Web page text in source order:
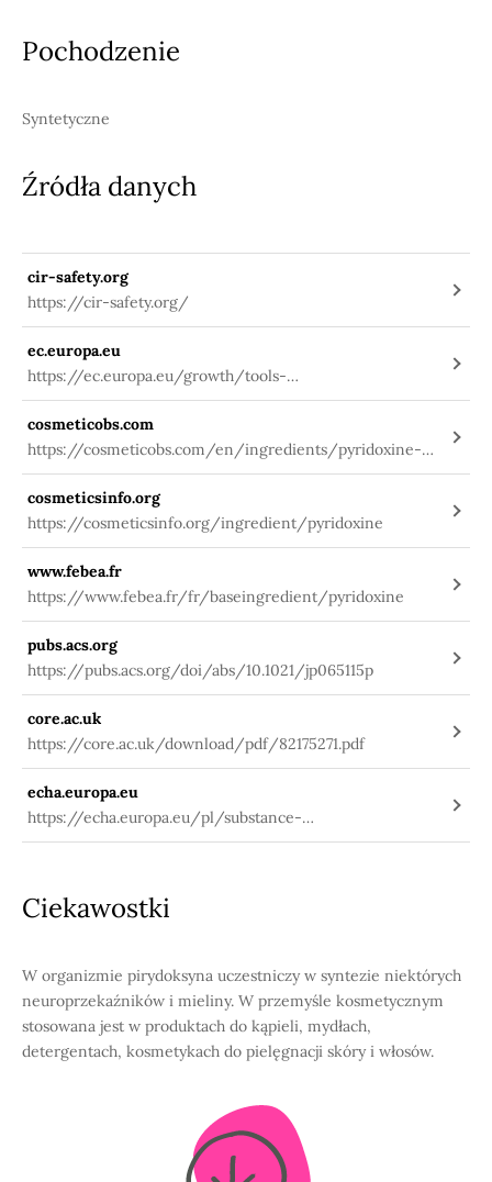
Pochodzenie
Syntetyczne
Źródła danych
cir-safety.org
https://cir-safety.org/
ec.europa.eu
https://ec.europa.eu/growth/tools-
databases/cosing/index.cfm?
fuseaction=search.details_v2&id=79139
cosmeticobs.com
https://cosmeticobs.com/en/ingredients/pyridoxine-
cyclic-phosphate-3753
cosmeticsinfo.org
https://cosmeticsinfo.org/ingredient/pyridoxine
www.febea.fr
https://www.febea.fr/fr/baseingredient/pyridoxine
pubs.acs.org
https://pubs.acs.org/doi/abs/10.1021/jp065115p
core.ac.uk
https://core.ac.uk/download/pdf/82175271.pdf
echa.europa.eu
https://echa.europa.eu/pl/substance-
information/-/substanceinfo/100.000.548
Ciekawostki
W organizmie pirydoksyna uczestniczy w syntezie niektórych
neuroprzekaźników i mieliny. W przemyśle kosmetycznym
stosowana jest w produktach do kąpieli, mydłach,
detergentach, kosmetykach do pielęgnacji skóry i włosów.